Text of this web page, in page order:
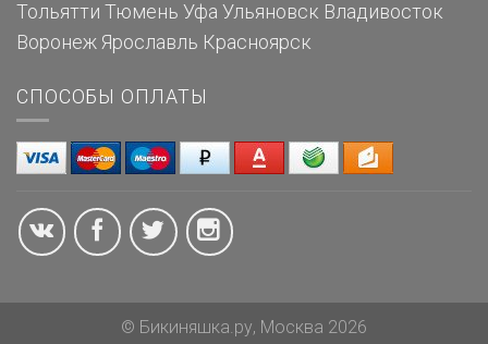
Тольятти Тюмень Уфа Ульяновск Владивосток
Воронеж Ярославль Красноярск
СПОСОБЫ ОПЛАТЫ
© Бикиняшка.ру, Москва 2026